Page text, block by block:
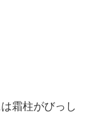
霜柱がびっし